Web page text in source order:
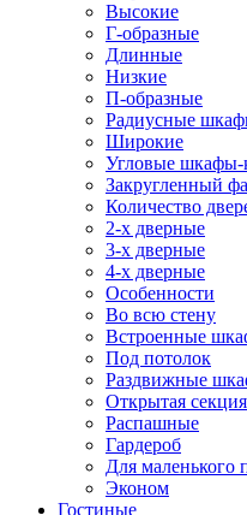
Высокие
Г-образные
Длинные
Низкие
П-образные
Радиусные
Широкие
Угловые шкафы-
Закругленный
Количество
2-х дверные
3-х дверные
4-х дверные
Особенности
Во всю стену
Встроенные
Под потолок
Раздвижные
Открытая
Распашные
Гардероб
Для маленького
Эконом
Гостиные